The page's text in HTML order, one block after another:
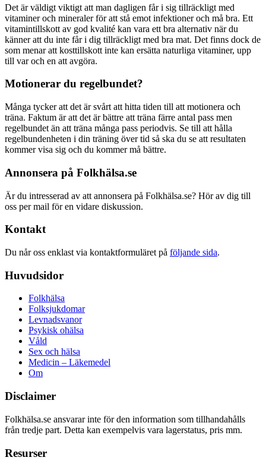
Det är väldigt viktigt att man dagligen får i sig tillräckligt med
vitaminer och mineraler för att stå emot infektioner och må bra. Ett
vitamintillskott av god kvalité kan vara ett bra alternativ när du
känner att du inte får i dig tillräckligt med bra mat. Det finns dock de
som menar att kosttillskott inte kan ersätta naturliga vitaminer, upp
till var och en att avgöra.
Motionerar du regelbundet?
Många tycker att det är svårt att hitta tiden till att motionera och
träna. Faktum är att det är bättre att träna färre antal pass men
regelbundet än att träna många pass periodvis. Se till att hålla
regelbundenheten i din träning över tid så ska du se att resultaten
kommer visa sig och du kommer må bättre.
Annonsera på Folkhälsa.se
Är du intresserad av att annonsera på Folkhälsa.se? Hör av dig till
oss per mail för en vidare diskussion.
Kontakt
Du når oss enklast via kontaktformuläret på följande sida.
Huvudsidor
Folkhälsa
Folksjukdomar
Levnadsvanor
Psykisk ohälsa
Våld
Sex och hälsa
Medicin – Läkemedel
Om
Disclaimer
Folkhälsa.se ansvarar inte för den information som tillhandahålls
från tredje part. Detta kan exempelvis vara lagerstatus, pris mm.
Resurser